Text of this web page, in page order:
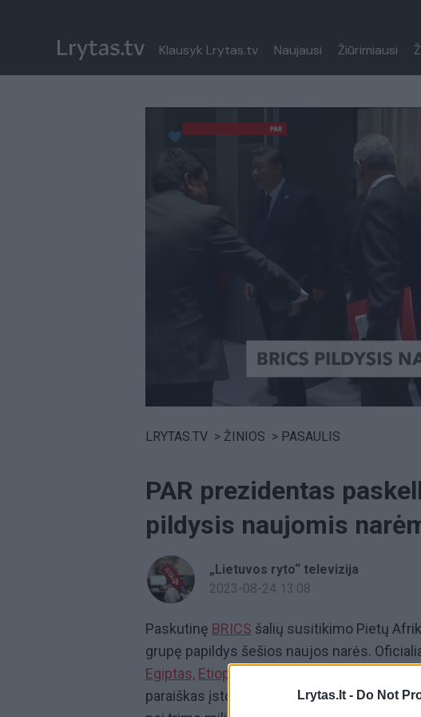
Lrytas.lt - Do Not
Klausyk Lrytas.tv Naujausi Žiūrimiausi
Paremkite Ukrainą
LRYTAS.TV > ŽINIOS > PASAULIS
PAR prezidentas
pildysis naujomis
„Lietuvos ryto“ televizija
2023-08-24 13:08
Paskutinę BRICS šalių susitikimo Pietų
grupę papildys šešios naujos narės.
Egiptas, Etiopija,
paraiškas įstoti į klubą, kuris atstovauja